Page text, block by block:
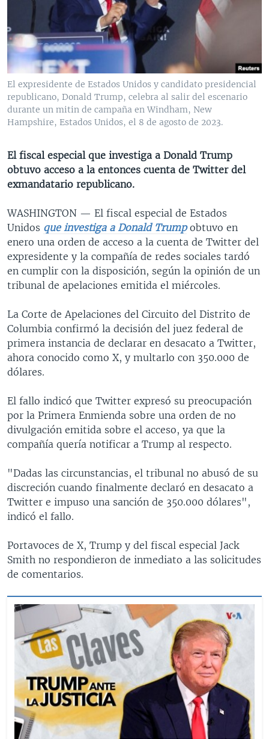
VENEZUELA
BRASIL
NICARAGUA
ECONOMÍA
ENTRETENIMIENTO Y CULTURA
TECNOLOGÍA
DEPORTES
CIENCIA Y SALUD
MULTIMEDIA
VIDEOS
FOTOGRAFÍA
AUDIOS
PROGRAMAS TV
EL MUNDO AL DÍA
FORO INTERAMERICANO
VISIÓN 360
LAS CLAVES
RADIO
AVANCE INFORMATIVO
AUDIONOTICIAS
BUENOS DÍAS AMÉRICA
EL MUNDO AL DÍA [RADIO]
FORO [RADIO]
NOTA ECONÓMICA
ENTRETENIMIENTO
DIRECT
DOCUMENTALES DE LA VOA
Learning English
SÍGANOS
Idiomas
El expresidente de Estados Unidos y candidato presidencial
republicano, Donald Trump, celebra al salir del escenario
durante un mitin de campaña en Windham, New
Hampshire, Estados Unidos, el 8 de agosto de 2023.
El fiscal especial que investiga a Donald Trump
obtuvo acceso a la entonces cuenta de Twitter del
exmandatario republicano.
WASHINGTON — El fiscal especial de Estados
Unidos que investiga a Donald Trumpobtuvo en
enero una orden de acceso a la cuenta de Twitter del
expresidente y la compañía de redes sociales tardó
en cumplir con la disposición, según la opinión de un
tribunal de apelaciones emitida el miércoles.
La Corte de Apelaciones del Circuito del Distrito de
Columbia confirmó la decisión del juez federal de
primera instancia de declarar en desacato a Twitter,
ahora conocido como X, y multarlo con 350.000 de
dólares.
El fallo indicó que Twitter expresó su preocupación
por la Primera Enmienda sobre una orden de no
divulgación emitida sobre el acceso, ya que la
compañía quería notificar a Trump al respecto.
"Dadas las circunstancias, el tribunal no abusó de su
discreción cuando finalmente declaró en desacato a
Twitter e impuso una sanción de 350.000 dólares",
indicó el fallo.
Portavoces de X, Trump y del fiscal especial Jack
Smith no respondieron de inmediato a las solicitudes
de comentarios.